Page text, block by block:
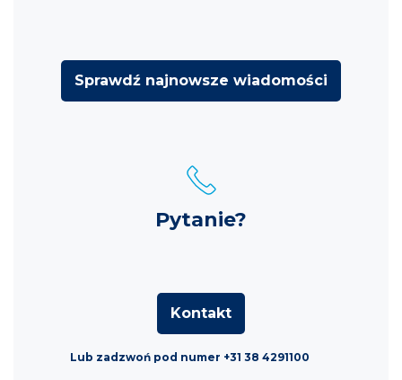
Sprawdź najnowsze wiadomości
Pytanie?
Kontakt
Lub zadzwoń pod numer +31 38 4291100